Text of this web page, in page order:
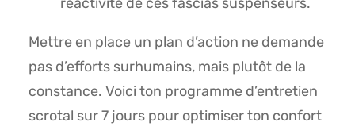
Mettre en place un plan d’action ne demande
pas d’efforts surhumains, mais plutôt de la
constance. Voici ton programme d’entretien
scrotal sur 7 jours pour optimiser ton confort